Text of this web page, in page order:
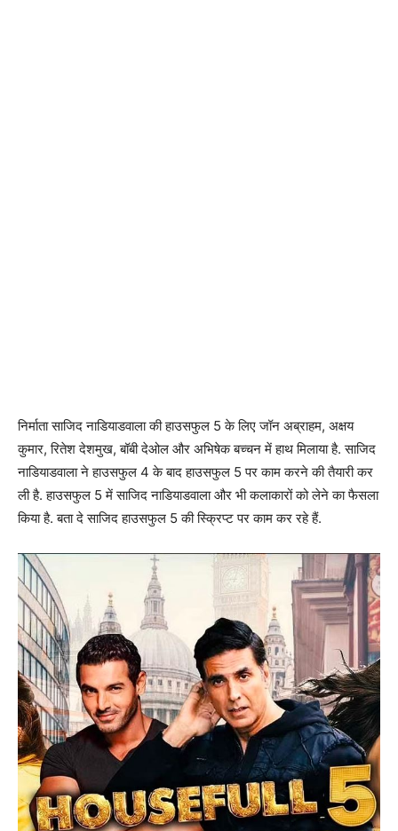
निर्माता साजिद नाडियाडवाला की हाउसफुल 5 के लिए जॉन अब्राहम, अक्षय
कुमार, रितेश देशमुख, बॉबी देओल और अभिषेक बच्चन में हाथ मिलाया है. साजिद
नाडियाडवाला ने हाउसफुल 4 के बाद हाउसफुल 5 पर काम करने की तैयारी कर
ली है. हाउसफुल 5 में साजिद नाडियाडवाला और भी कलाकारों को लेने का फैसला
किया है. बता दे साजिद हाउसफुल 5 की स्क्रिप्ट पर काम कर रहे हैं.